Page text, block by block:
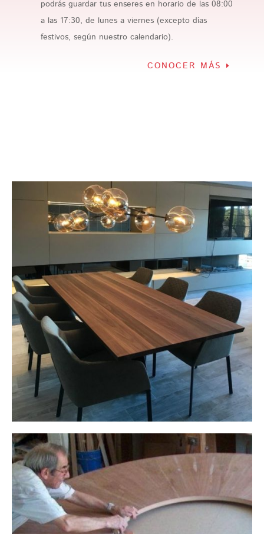
podrás guardar tus enseres en horario de las 08:00
a las 17:30, de lunes a viernes (excepto días
festivos, según nuestro calendario).
CONOCER MÁS